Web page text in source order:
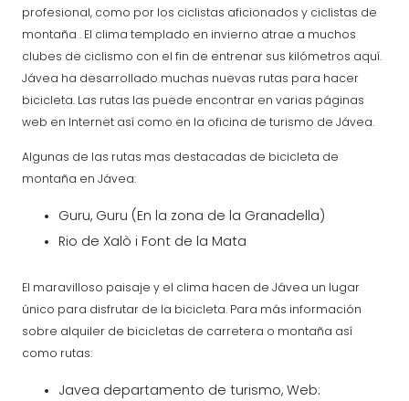
profesional, como por los ciclistas aficionados y ciclistas de
montaña . El clima templado en invierno atrae a muchos
clubes de ciclismo con el fin de entrenar sus kilómetros aquí.
Jávea ha desarrollado muchas nuevas rutas para hacer
bicicleta. Las rutas las puede encontrar en varias páginas
web en Internet así como en la oficina de turismo de Jávea.
Algunas de las rutas mas destacadas de bicicleta de
montaña en Jávea:
Guru, Guru (En la zona de la Granadella)
Rio de Xalò i Font de la Mata
El maravilloso paisaje y el clima hacen de Jávea un lugar
único para disfrutar de la bicicleta. Para más información
sobre alquiler de bicicletas de carretera o montaña así
como rutas:
Javea departamento de turismo, Web: